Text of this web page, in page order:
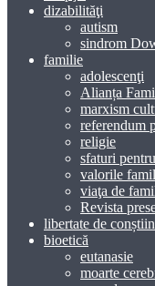
dizabilităţi
autism
sindrom
familie
adolescenţi
Alianța
marxism
referendum
religie
sfaturi
valorile
viaţa de
Revista
libertate de
bioetică
eutanasie
moarte